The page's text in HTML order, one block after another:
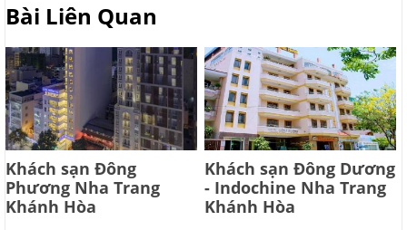
Bài Liên Quan
Khách sạn Đông
Phương Nha Trang
Khánh Hòa
Khách sạn Đông Dương
- Indochine Nha Trang
Khánh Hòa